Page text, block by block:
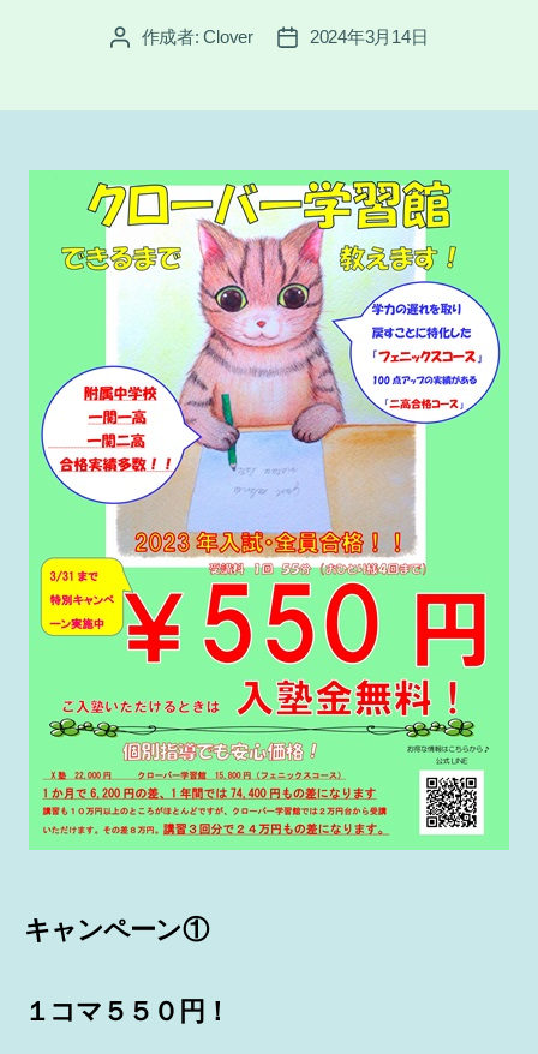
投 作成者:Clover
投
2024年3月14日
キャンペーン①
１コマ５５０円！